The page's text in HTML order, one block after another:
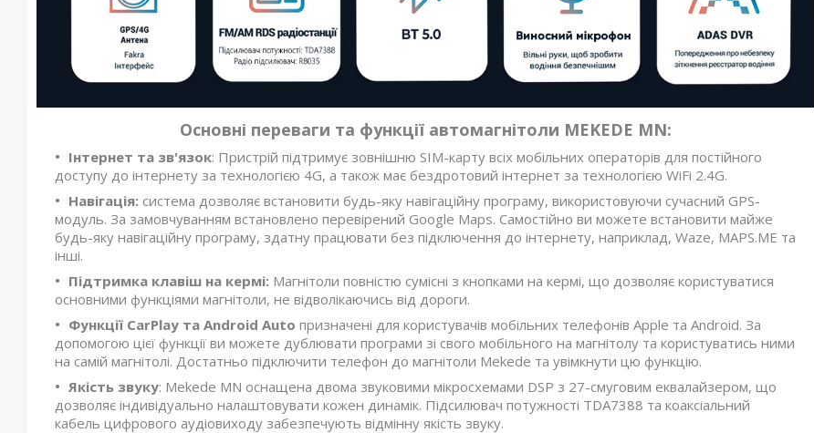
Основні переваги та функції автомагнітоли MEKEDE MN:
Інтернет та зв'язок: Пристрій підтримує зовнішню SIM-карту всіх мобільних операторів для постійного
доступу до інтернету за технологією 4G, а також має бездротовий інтернет за технологією WiFi 2.4G.
Навігація: система дозволяє встановити будь-яку навігаційну програму, використовуючи сучасний GPS-
модуль. За замовчуванням встановлено перевірений Google Maps. Самостійно ви можете встановити майже
будь-яку навігаційну програму, здатну працювати без підключення до інтернету, наприклад, Waze, MAPS.ME та
інші.
Підтримка клавіш на кермі: Магнітоли повністю сумісні з кнопками на кермі, що дозволяє користуватися
основними функціями магнітоли, не відволікаючись від дороги.
Функції CarPlay та Android Auto призначені для користувачів мобільних телефонів Apple та Android. За
допомогою цієї функції ви можете дублювати програми зі свого мобільного на магнітолу та користуватись ними
на самій магнітолі. Достатньо підключити телефон до магнітоли Mekede та увімкнути цю функцію.
Якість звуку: Mekede MN оснащена двома звуковими мікросхемами DSP з 27-смуговим еквалайзером, що
дозволяє індивідуально налаштовувати кожен динамік. Підсилювач потужності TDA7388 та коаксіальний
кабель цифрового аудіовиходу забезпечують відмінну якість звуку.